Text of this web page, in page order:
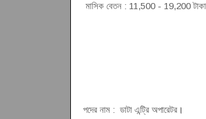
মাসিক বেতন : 11,500 - 19,200 টাকা
পদের নাম : ডাটা এন্ট্রি অপারেটর।